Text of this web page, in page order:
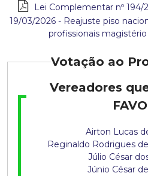
n
u
Lei Complementar nº 194/
19/03/2026 - Reajuste piso
profissionais magistério
Votação ao
Vereadores
Airton Lucas
Reginaldo Rodrigues
Júlio César
Júnio César